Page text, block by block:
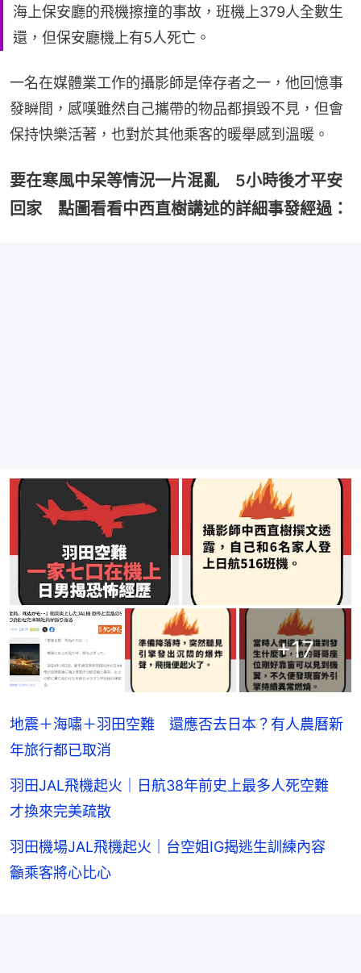
海上保安廳的飛機擦撞的事故，班機上379人全數生
還，但保安廳機上有5人死亡。
一名在媒體業工作的攝影師是倖存者之一，他回憶事
發瞬間，感嘆雖然自己攜帶的物品都損毀不見，但會
保持快樂活著，也對於其他乘客的暖舉感到溫暖。
要在寒風中呆等情況一片混亂 5小時後才平安
回家 點圖看看中西直樹講述的詳細事發經過：
+17
地震＋海嘯＋羽田空難 還應否去日本？有人農曆新
年旅行都已取消
羽田JAL飛機起火｜日航38年前史上最多人死空難
才換來完美疏散
羽田機場JAL飛機起火｜台空姐IG揭逃生訓練內容
籲乘客將心比心